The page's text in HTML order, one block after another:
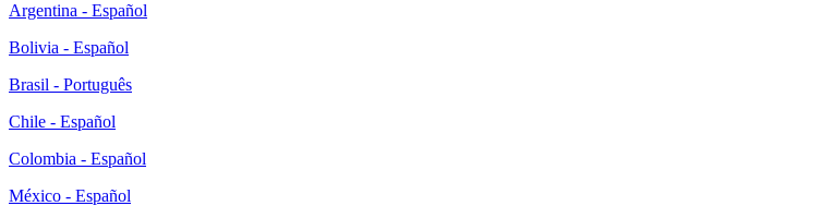
Argentina - Español
Bolivia - Español
Brasil - Português
Chile - Español
Colombia - Español
México - Español